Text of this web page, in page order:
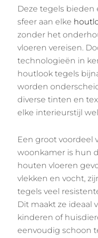
Deze tegels
sfeer aan elke
zonder het
vloeren vereisen.
technologieën in
houtlook tegels
worden
diverse tinten en
elke interieurstijl
Een groot voordeel
woonkamer is hun
houten vloeren
vlekken en vocht,
tegels veel
Dit maakt ze ideaal
kinderen of
eenvoudig schoon